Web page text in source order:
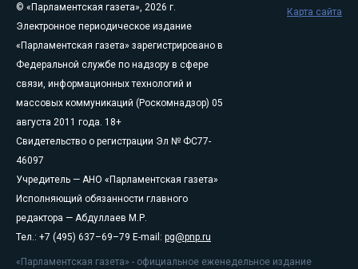
© «Парламентская газета», 2026 г.
Электронное периодическое издание
«Парламентская газета» зарегистрировано в
Федеральной службе по надзору в сфере
связи, информационных технологий и
массовых коммуникаций (Роскомнадзор) 05
августа 2011 года. 18+
Свидетельство о регистрации Эл № ФС77-
46097
Учредитель — АНО «Парламентская газета»
Исполняющий обязанности главного
редактора — Абдуллаев М.Р.
Тел.: +7 (495) 637–69–79 E-mail: pg@pnp.ru
«Парламентская газета» - официальное еженедельное издание
Карта сайта